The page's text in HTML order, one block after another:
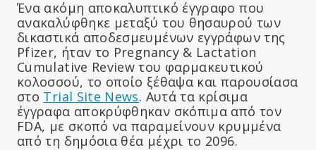
Ένα ακόμη αποκαλυπτικό έγγραφο που
ανακαλύφθηκε μεταξύ του θησαυρού των
δικαστικά αποδεσμευμένων εγγράφων της
Pfizer, ήταν το Pregnancy & Lactation
Cumulative Review του φαρμακευτικού
κολοσσού, το οποίο ξέθαψα και παρουσίασα
στο Trial Site News. Αυτά τα κρίσιμα
έγγραφα αποκρύφθηκαν σκόπιμα από τον
FDA, με σκοπό να παραμείνουν κρυμμένα
από τη δημόσια θέα μέχρι το 2096.